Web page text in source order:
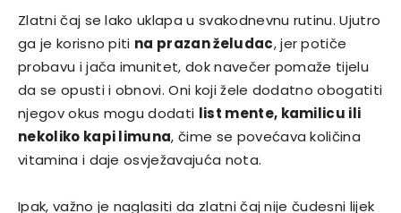
Zlatni čaj se lako uklapa u svakodnevnu rutinu. Ujutro
ga je korisno piti na prazan želudac, jer potiče
probavu i jača imunitet, dok navečer pomaže tijelu
da se opusti i obnovi. Oni koji žele dodatno obogatiti
njegov okus mogu dodati list mente, kamilicu ili
nekoliko kapi limuna, čime se povećava količina
vitamina i daje osvježavajuća nota.
Ipak, važno je naglasiti da zlatni čaj nije čudesni lijek